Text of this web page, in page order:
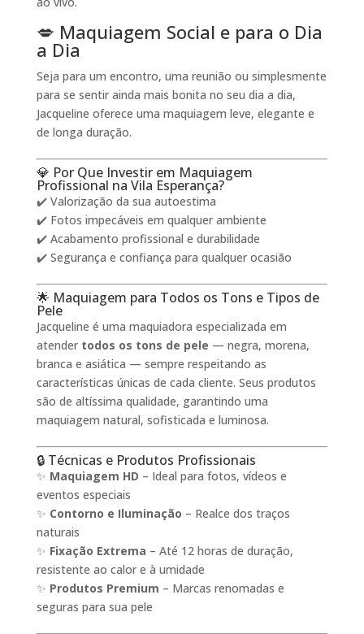
💋 Maquiagem Social e para o Dia
a Dia
Seja para um encontro, uma reunião ou simplesmente
para se sentir ainda mais bonita no seu dia a dia,
Jacqueline oferece uma maquiagem leve, elegante e
de longa duração.
💎 Por Que Investir em Maquiagem
Profissional na Vila Esperança?
✔️ Valorização da sua autoestima
✔️ Fotos impecáveis em qualquer ambiente
✔️ Acabamento profissional e durabilidade
✔️ Segurança e confiança para qualquer ocasião
🌟 Maquiagem para Todos os Tons e Tipos de
Pele
Jacqueline é uma maquiadora especializada em
atender todos os tons de pele — negra, morena,
branca e asiática — sempre respeitando as
características únicas de cada cliente. Seus produtos
são de altíssima qualidade, garantindo uma
maquiagem natural, sofisticada e luminosa.
🔒 Técnicas e Produtos Profissionais
✨ Maquiagem HD – Ideal para fotos, vídeos e
eventos especiais
✨ Contorno e Iluminação – Realce dos traços
naturais
✨ Fixação Extrema – Até 12 horas de duração,
resistente ao calor e à umidade
✨ Produtos Premium – Marcas renomadas e
seguras para sua pele